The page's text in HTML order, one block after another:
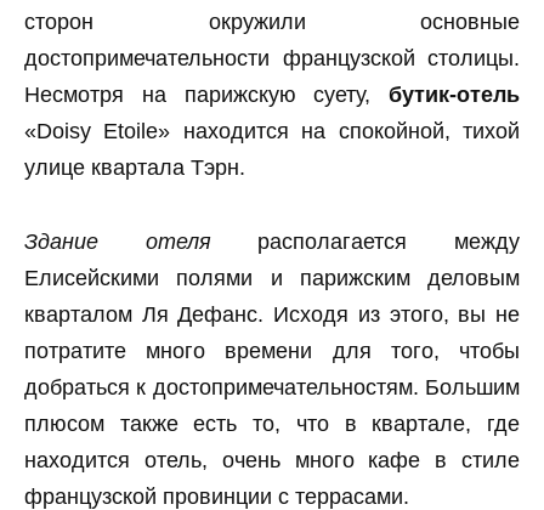
сторон окружили основные
достопримечательности французской столицы.
Несмотря на парижскую суету, бутик-отель
«Doisy Etoile» находится на спокойной, тихой
улице квартала Тэрн.
Здание отелярасполагается между
Елисейскими полями и парижским деловым
кварталом Ля Дефанс. Исходя из этого, вы не
потратите много времени для того, чтобы
добраться к достопримечательностям. Большим
плюсом также есть то, что в квартале, где
находится отель, очень много кафе в стиле
французской провинции с террасами.